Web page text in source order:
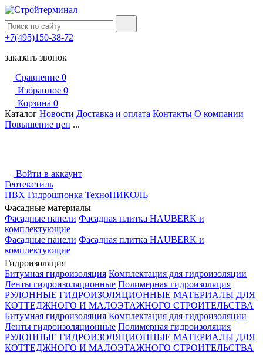
+7(495)150-38-72
заказать звонок
Сравнение 0
Избранное 0
Корзина 0
Каталог Новости Доставка и оплата Контакты О компании
Повышение цен ...
Войти в аккаунт
Геотекстиль
ПВХ Гидрошпонка ТехноНИКОЛЬ
Фасадные материалы
Фасадные панели Фасадная плитка HAUBERK и
комплектующие
Фасадные панели Фасадная плитка HAUBERK и
комплектующие
Гидроизоляция
Битумная гидроизоляция Комплектация для гидроизоляции
Ленты гидроизоляционные Полимерная гидроизоляция
РУЛОННЫЕ ГИДРОИЗОЛЯЦИОННЫЕ МАТЕРИАЛЫ ДЛЯ
КОТТЕДЖНОГО И МАЛОЭТАЖНОГО СТРОИТЕЛЬСТВА
Битумная гидроизоляция Комплектация для гидроизоляции
Ленты гидроизоляционные Полимерная гидроизоляция
РУЛОННЫЕ ГИДРОИЗОЛЯЦИОННЫЕ МАТЕРИАЛЫ ДЛЯ
КОТТЕДЖНОГО И МАЛОЭТАЖНОГО СТРОИТЕЛЬСТВА